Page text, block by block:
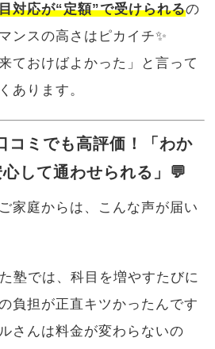
対応が“定額”で受けられるの
ンスの高さはピカイチ✨
ておけばよかった」と言って
あります。
コミでも高評価！「わか
して通わせられる」💬
家庭からは、こんな声が届い
塾では、科目を増やすたびに
負担が正直キツかったんです
さんは料金が変わらないの